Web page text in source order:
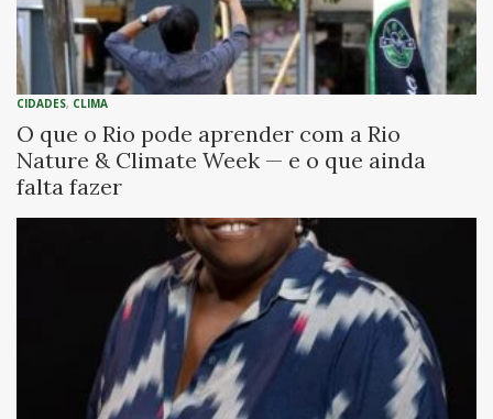
CIDADES, CLIMA
O que o Rio pode aprender com a Rio
Nature & Climate Week — e o que ainda
falta fazer